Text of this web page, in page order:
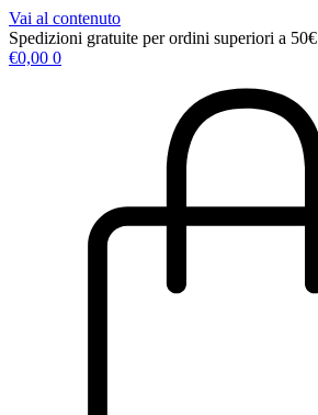
Vai al contenuto
Spedizioni gratuite per ordini superiori a 50€
€0,00 0